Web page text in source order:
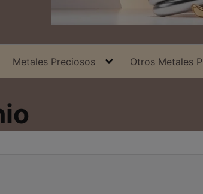
Metales Preciosos Otros Metales